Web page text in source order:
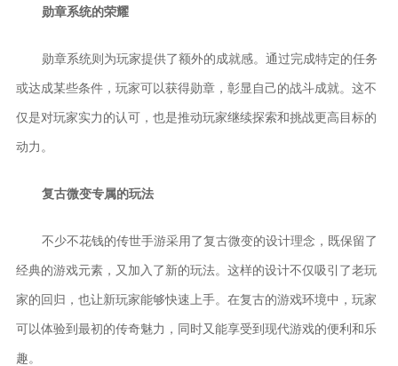
勋章系统的荣耀
勋章系统则为玩家提供了额外的成就感。通过完成特定的任务
或达成某些条件，玩家可以获得勋章，彰显自己的战斗成就。这不
仅是对玩家实力的认可，也是推动玩家继续探索和挑战更高目标的
动力。
复古微变专属的玩法
不少不花钱的传世手游采用了复古微变的设计理念，既保留了
经典的游戏元素，又加入了新的玩法。这样的设计不仅吸引了老玩
家的回归，也让新玩家能够快速上手。在复古的游戏环境中，玩家
可以体验到最初的传奇魅力，同时又能享受到现代游戏的便利和乐
趣。